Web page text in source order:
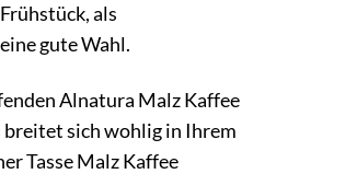
als
gute Wahl.
Alnatura Malz Kaffee
breitet sich wohlig in Ihrem
Tasse Malz Kaffee